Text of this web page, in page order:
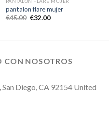
pantalon flare mujer
€45.00 €32.00
CON NOSOTROS
Diego, CA 92154 United